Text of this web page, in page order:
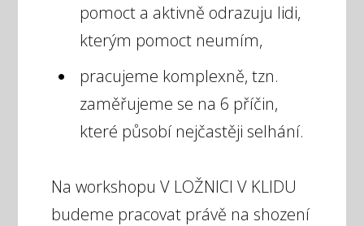
pomoct a aktivně odrazuju lidi,
kterým pomoct neumím,
pracujeme komplexně, tzn.
zaměřujeme se na 6 příčin,
které působí nejčastěji selhání.
Na workshopu V LOŽNICI V KLIDU
budeme pracovat právě na shození